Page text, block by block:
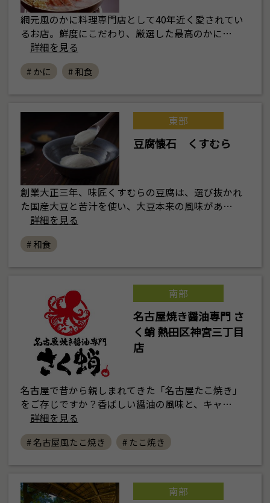
網元風のかに料理専門店として40年近く愛されてい
るお店。鮮度にこだわり、厳選した最高のかに…
詳細を見る
# かに # 和食
東部
豆腐懐石 くすむら
創業大正三年、味匠くすむらの豆腐は、選び抜かれ
た国産大豆と苦汁を使い、大豆本来の風味があ…
詳細を見る
# 和食
南部
名古屋焼き醤油専門 さ
く蛸 熱田区神宮三丁目
店
名古屋で昔から親しまれてきた「名古屋たこ焼き」
をご存じですか？香ばしい醤油の風味と、キャ…
詳細を見る
# 名古屋風たこ焼き # たこ焼き
南部